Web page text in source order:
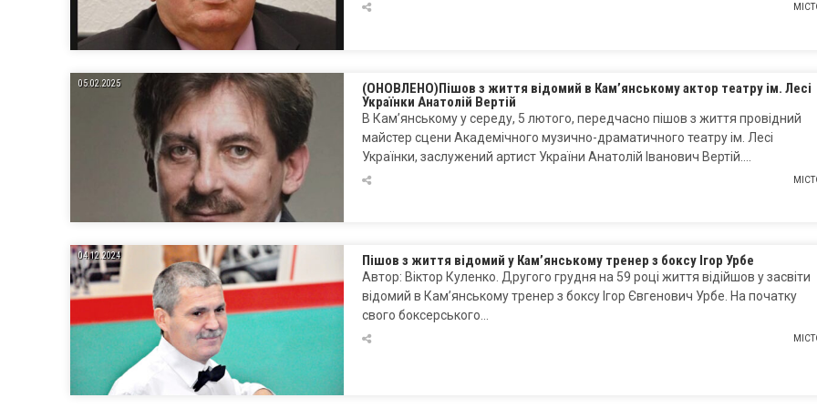
05.02.2025
(ОНОВЛЕНО)Пішов з життя відомий в Кам’янському актор театру ім. Лесі
Українки Анатолій Вертій
В Кам’янському у середу, 5 лютого, передчасно пішов з життя провідний
майстер сцени Академічного музично-драматичного театру ім. Лесі
Українки, заслужений артист України Анатолій Іванович Вертій….
04.12.2024 Пішов з життя відомий у Кам’янському тренер з боксу Ігор Урбе
Автор: Віктор Куленко. Другого грудня на 59 році життя відійшов у засвіти
відомий в Кам’янському тренер з боксу Ігор Євгенович Урбе. На початку
свого боксерського…